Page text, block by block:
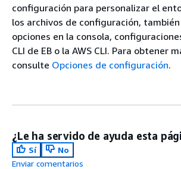
configuración para personalizar el
los archivos de configuración,
opciones en la consola,
CLI de EB o la AWS CLI. Para obtener
consulte Opciones de configuración.
¿Le ha servido de ayuda esta
Sí
No
Enviar comentarios